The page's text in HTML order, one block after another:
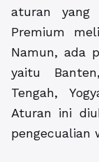
aturan yang
Premium
Namun, ada
yaitu
Tengah,
Aturan ini
pengecualian